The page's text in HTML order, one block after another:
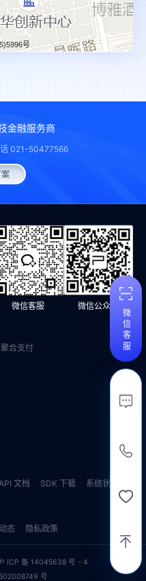
号
金融服务商
话 021-50477566
微信客服 微信公众号
聚合支付
API 文档 SDK 下载 系统状态
态 隐私政策
ICP 备 14045638 号 - 4
号
微 信 客 服